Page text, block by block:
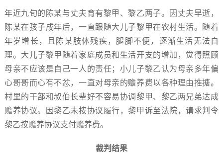
年近九旬的陈某与丈夫育有黎甲、黎乙两子。因丈夫早逝，
陈某在孩子成年后，一直跟随大儿子黎甲在农村生活。随着
年岁增长，且陈某肢体残疾，腿脚不便，逐渐生活无法自
理。大儿子黎甲随着家庭成员和生活开支的增加，觉得照顾
母亲不应该是自己一人的责任；小儿子黎乙认为母亲多年偏
心哥哥而心有不忿，一直对母亲的赡养费以各种理由推搪。
村里的干部和叔伯长辈好不容易协调黎甲、黎乙两兄弟达成
赡养协议。因黎乙未按协议履行，黎甲诉至法院，请求判令
黎乙按赡养协议支付赡养费。
裁判结果